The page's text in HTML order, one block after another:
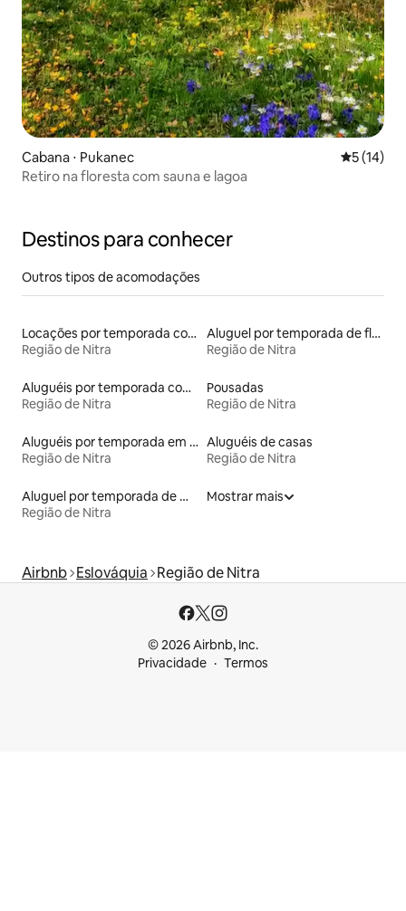
Cabana ⋅ Pukanec 5 de uma
5 (14)
Retiro na floresta com sauna e lagoa
Destinos para conhecer
Outros tipos de acomodações
Locações por temporada com piscina
Região de Nitra
Aluguel por temporada de flats
Região de Nitra
Aluguéis por temporada com sauna
Região de Nitra
Pousadas
Região de Nitra
Aluguéis por temporada em hotéis-fazenda
Região de Nitra
Aluguéis de casas
Região de Nitra
Aluguel por temporada de microcasas
Região de Nitra
Mostrar mais
Airbnb Eslováquia Região de Nitra
© 2026 Airbnb, Inc.
Privacidade
Termos